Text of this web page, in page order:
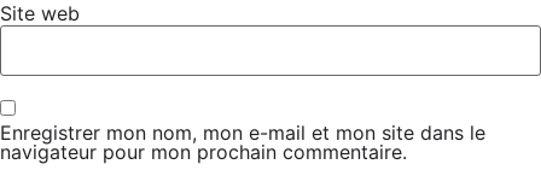
Site web
Enregistrer mon nom, mon e-mail et mon site dans le
navigateur pour mon prochain commentaire.